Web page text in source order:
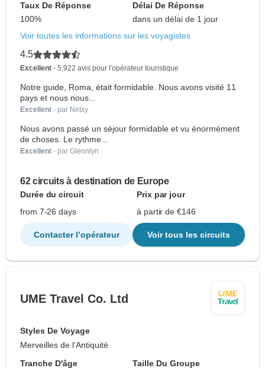
Taux De Réponse
100%
Délai De Réponse
dans un délai de 1 jour
Voir toutes les informations sur les voyagistes
4.5
Excellent - 5,922 avis pour l'opérateur touristique
Notre guide, Roma, était formidable. Nous avons visité 11
pays et nous nous...
Excellent - par Netxy
Nous avons passé un séjour formidable et vu énormément
de choses. Le rythme...
Excellent - par Glennlyn
62 circuits à destination de Europe
Durée du circuit
Prix par jour
from 7-26 days
à partir de €146
Contacter l’opérateur Voir tous les circuits
UME Travel Co. Ltd
Styles De Voyage
Merveilles de l'Antiquité
Tranche D'âge
Taille Du Groupe